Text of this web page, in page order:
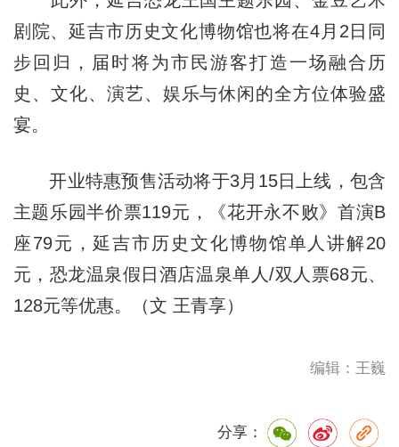
剧院、延吉市历史文化博物馆也将在4月2日同
步回归，届时将为市民游客打造一场融合历
史、文化、演艺、娱乐与休闲的全方位体验盛
宴。
开业特惠预售活动将于3月15日上线，包含
主题乐园半价票119元，《花开永不败》首演B
座79元，延吉市历史文化博物馆单人讲解20
元，恐龙温泉假日酒店温泉单人/双人票68元、
128元等优惠。（文 王青享）
编辑：王巍
分享：